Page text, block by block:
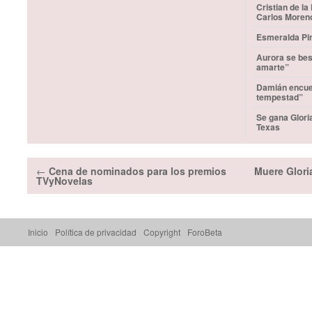
Cristian de la
Carlos
Esmeralda
Aurora se
amarte”
Damián
tempestad”
Se gana
Texas
← Cena de nominados para los premios
TVyNovelas
Muere
Inicio Política de privacidad Copyright ForoBeta